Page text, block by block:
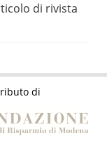
di rivista
di